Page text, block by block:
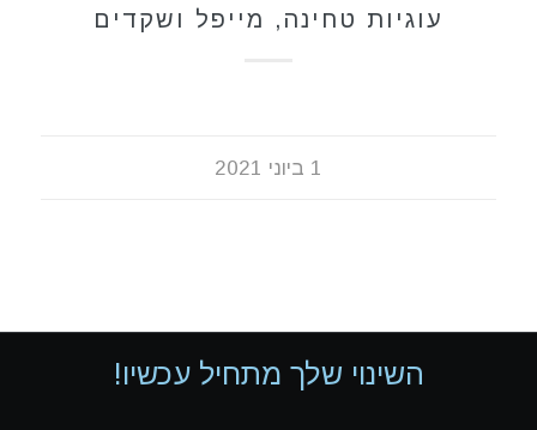
עוגיות טחינה, מייפל ושקדים
1 ביוני 2021
השינוי שלך מתחיל עכשיו!